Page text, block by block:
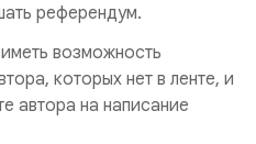
референдум.
возможность
которых нет в ленте, и
автора на написание